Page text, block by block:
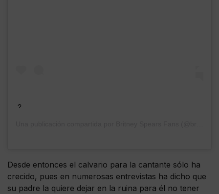
?
Desde entonces el calvario para la cantante sólo ha
crecido, pues en numerosas entrevistas ha dicho que
su padre la quiere dejar en la ruina para él no tener